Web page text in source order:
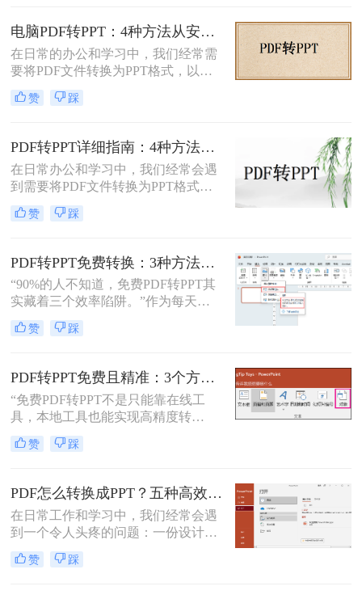
而，当这些静态内容需要被进一步编
辑或在公共场合展示时，将其转换为
PPT格式成为了一种常见的需求。那
么PDF如何转为PPT呢？本文将详细
介绍三种将PDF转换为PPT的方法，
帮助您根据自己的实际需求选择最合
电脑PDF转PPT：4种方法从安装到输出的完整对比！
在日常的办公和学习中，我们经常需
要将PDF文件转换为PPT格式，以便
更好地进行演示和编辑。那么电脑如
何PDF转PPT呢？以下介绍四种常见
赞 踩
PDF转PPT详细指南：4种方法的参数配置和输出效果调优！
在日常办公和学习中，我们经常会遇
到需要将PDF文件转换为PPT格式的
情况。无论是为了便于演示还是进一
步编辑，掌握有效的转换方法都是必
本文将详细介绍几种常用的方法。
赞 踩
PDF转PPT免费转换：3种方法的隐藏功能和效率差异！
“90%的人不知道，免费PDF转PPT其
实藏着三个效率陷阱。”作为每天处
理20+份文档的办公博主，我见过太
多人被“免费转换”的噱头坑过——要
要么扫描版PDF转完还是图片格式，
更有甚者因为文件包含商业数据，转
换后收到平台的“付费解锁”勒索邮
件。
赞 踩
PDF转PPT免费且精准：3个方法的转换精度和避坑指南！
“免费PDF转PPT不是只能靠在线工
具，本地工具也能实现高精度转
换”在职场办公与自媒体创作中，将
PDF格式的报告、课件、素材转为可
需求。但多数人在寻找免费转换方法
时，要么遭遇操作繁琐的困境，要么
面临转换后格式错乱、信息丢失的问
题，甚至担心文件隐私泄露
赞 踩
PDF怎么转换成PPT？五种高效方法，适用不同场景全解析！
在日常工作和学习中，我们经常会遇
到一个令人头疼的问题：一份设计精
美、内容详实的PDF文档，需要被转
换为可编辑、可演示的
赞 踩